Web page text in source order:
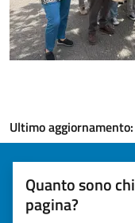
Ultimo aggiornamento:
Quanto sono
pagina?